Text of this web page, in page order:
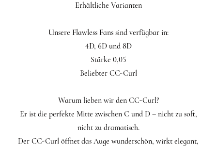
Erhältliche Varianten
Unsere Flawless Fans sind verfügbar in:
4D, 6D und 8D
Stärke 0,05
Beliebter CC-Curl
Warum lieben wir den CC-Curl?
Er ist die perfekte Mitte zwischen C und D – nicht zu soft,
nicht zu dramatisch.
Der CC-Curl öffnet das Auge wunderschön, wirkt elegant,